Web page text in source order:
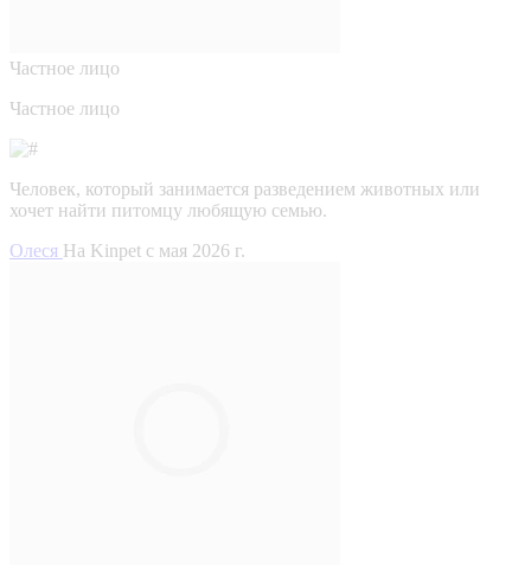
Частное лицо
Частное лицо
Человек, который занимается разведением животных или
хочет найти питомцу любящую семью.
Олеся На Kinpet c мая 2026 г.